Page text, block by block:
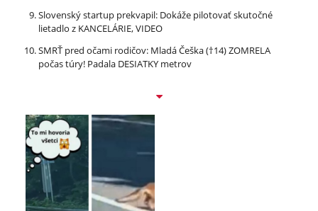
Slovenský startup prekvapil: Dokáže pilotovať skutočné
lietadlo z KANCELÁRIE, VIDEO
SMRŤ pred očami rodičov: Mladá Češka (†14) ZOMRELA
počas túry! Padala DESIATKY metrov